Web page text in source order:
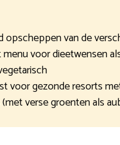
opscheppen van de
voor dieetwensen
voor gezonde resorts
verse groenten als